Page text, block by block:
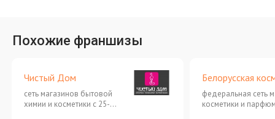
Похожие франшизы
Чистый Дом
сеть магазинов бытовой
химии и косметики с 25-
Белорусская
федеральная сеть
косметики и